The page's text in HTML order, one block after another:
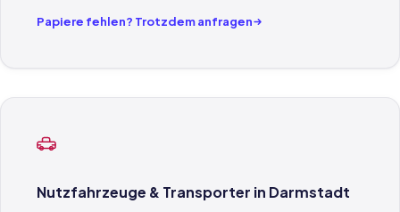
Papiere fehlen? Trotzdem anfragen
Nutzfahrzeuge & Transporter in Darmstadt